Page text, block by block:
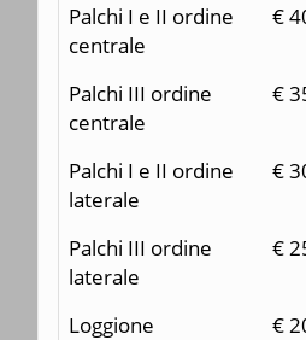
Palchi I e II ordine
centrale
€
Palchi III ordine
centrale
€
Palchi I e II ordine
laterale
€
Palchi III ordine
laterale
€
Loggione €